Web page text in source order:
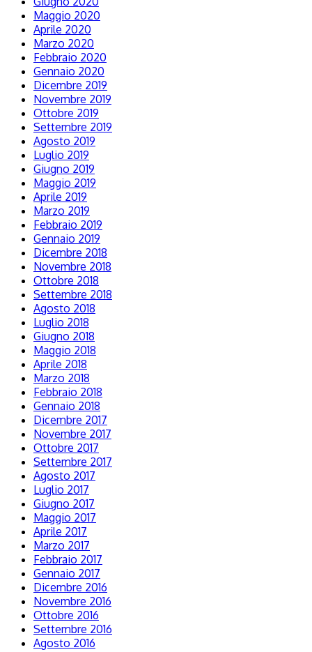
Maggio 2020
Aprile 2020
Marzo 2020
Febbraio 2020
Gennaio 2020
Dicembre 2019
Novembre 2019
Ottobre 2019
Settembre 2019
Agosto 2019
Luglio 2019
Giugno 2019
Maggio 2019
Aprile 2019
Marzo 2019
Febbraio 2019
Gennaio 2019
Dicembre 2018
Novembre 2018
Ottobre 2018
Settembre 2018
Agosto 2018
Luglio 2018
Giugno 2018
Maggio 2018
Aprile 2018
Marzo 2018
Febbraio 2018
Gennaio 2018
Dicembre 2017
Novembre 2017
Ottobre 2017
Settembre 2017
Agosto 2017
Luglio 2017
Giugno 2017
Maggio 2017
Aprile 2017
Marzo 2017
Febbraio 2017
Gennaio 2017
Dicembre 2016
Novembre 2016
Ottobre 2016
Settembre 2016
Agosto 2016